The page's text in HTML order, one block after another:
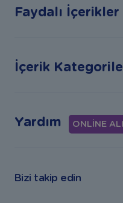
Faydalı İçerikler
İçerik
Yardım ONLİNE
Bizi takip edin